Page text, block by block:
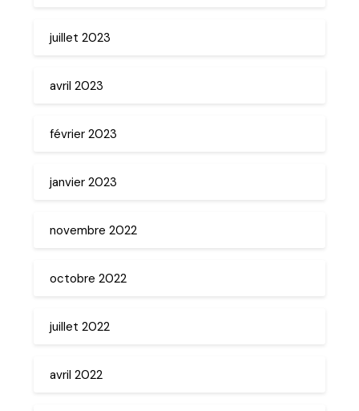
juillet 2023
avril 2023
février 2023
janvier 2023
novembre 2022
octobre 2022
juillet 2022
avril 2022